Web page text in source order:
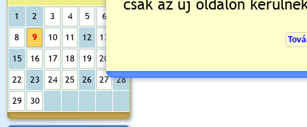
1 2 3 4 5 6
8 9 10 11 12 13
15 16 17 18 19 20
22 23 24 25 26 27 28
29 30
Nyitott tornaterem és diáksport